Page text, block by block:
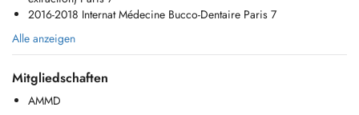
Soins adultes et enfants (fillings)
(prosthesis)
2016-2018 Internat Médecine Bucco-Dentaire Paris 7
Alle anzeigen
Mitgliedschaften
AMMD